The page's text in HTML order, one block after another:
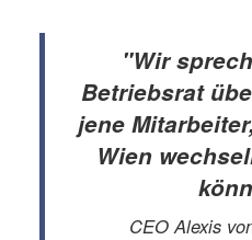
"Wir
Betriebsrat
jene
Wien
CEO Alexis